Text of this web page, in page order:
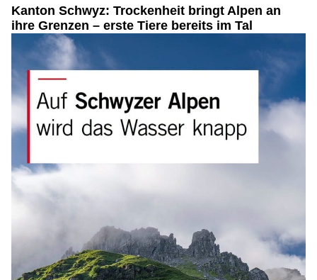
Kanton Schwyz: Trockenheit bringt Alpen an
ihre Grenzen – erste Tiere bereits im Tal